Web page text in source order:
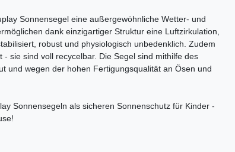
Sonnensegel eine außergewöhnliche Wetter- und
dank einzigartiger Struktur eine Luftzirkulation,
robust und physiologisch unbedenklich. Zudem
sie sind voll recycelbar. Die Segel sind mithilfe des
und wegen der hohen Fertigungsqualität an Ösen und
Sonnensegeln als sicheren Sonnenschutz für Kinder -